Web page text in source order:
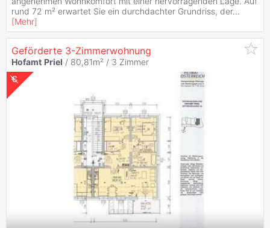
rund 72 m² erwartet Sie ein durchdachter Grundriss, der...
[Mehr]
Geförderte 3-Zimmerwohnung
Hofamt Priel / 80,81m² / 3 Zimmer